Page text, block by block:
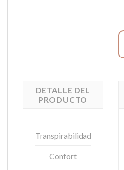
DETALLE DEL
PRODUCTO
Transpirabilidad
Confort